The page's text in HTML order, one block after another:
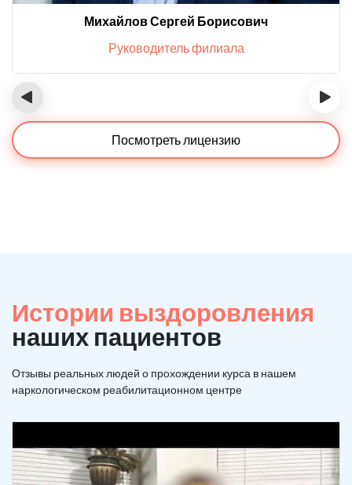
Михайлов Сергей Борисович
Руководитель филиала
‹ ›
Посмотреть лицензию
Истории выздоровления
наших пациентов
Отзывы реальных людей о прохождении курса в нашем
наркологическом реабилитационном центре